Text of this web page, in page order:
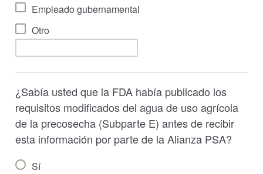
Empleado gubernamental
Otro
¿Sabía usted que la FDA había publicado los
requisitos modificados del agua de uso agrícola
de la precosecha (Subparte E) antes de recibir
esta información por parte de la Alianza PSA?
Sí